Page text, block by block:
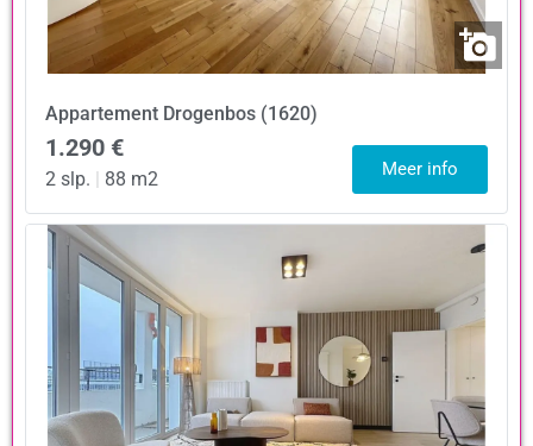
Appartement Drogenbos (1620)
1.290 €
2 slp. | 88 m2 Meer info